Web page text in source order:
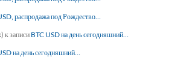
распродажа под Рождество…
к записи BTC USD на день сегодняшний…
на день сегодняшний…